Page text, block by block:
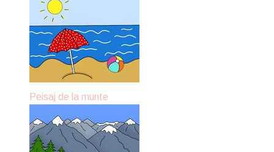
Peisaj de la munte